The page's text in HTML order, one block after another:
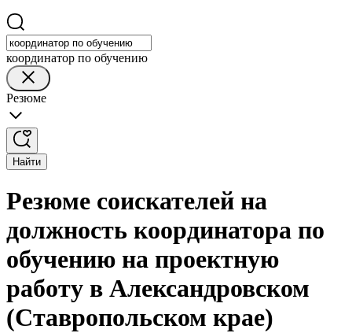
координатор по обучению
Резюме
Найти
Резюме соискателей на
должность координатора по
обучению на проектную
работу в Александровском
(Ставропольском крае)